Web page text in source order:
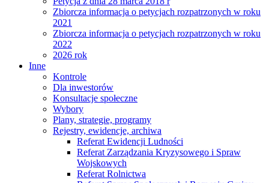
Zbiorcza informacja o petycjach rozpatrzonych w roku
2021
Zbiorcza informacja o petycjach rozpatrzonych w roku
2022
2026 rok
Inne
Kontrole
Dla inwestorów
Konsultacje społeczne
Wybory
Plany, strategie, programy
Rejestry, ewidencje, archiwa
Referat Ewidencji Ludności
Referat Zarządzania Kryzysowego i Spraw
Wojskowych
Referat Rolnictwa